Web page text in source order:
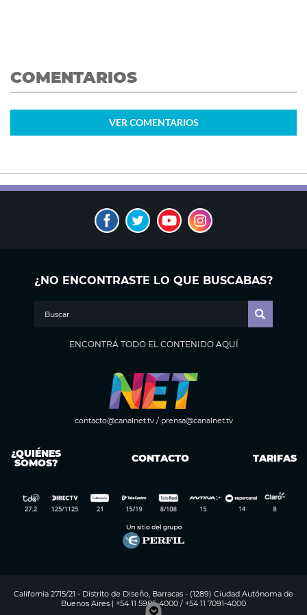
COMENTARIOS
VER COMENTARIOS
¿NO ENCONTRASTE LO QUE BUSCABAS?
ENCONTRÁ TODO EL CONTENIDO AQUÍ
contacto@canalnet.tv/ prensa@canalnet.tv
¿QUIÉNES
SOMOS? CONTACTO TARIFAS
California 2715/21 - Distrito de Diseño, Barracas - (1289) Ciudad Autónoma de
Buenos Aires | +54 11 5985-4000 / +54 11 7091-4000